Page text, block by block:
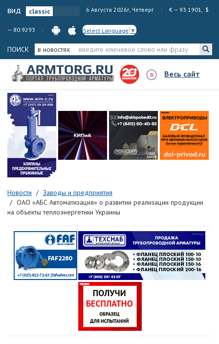
вид 6 Августа 2026г, Четверг € — 93.1901, $
— 80.9293 Select Language ▼
ПОИСК в новостях
Весь сайт
Новости
Заводы и предприятия
ОАО «АБС Автоматизация» о развитии реализации продукции
на объекты теплоэнергетики Украины